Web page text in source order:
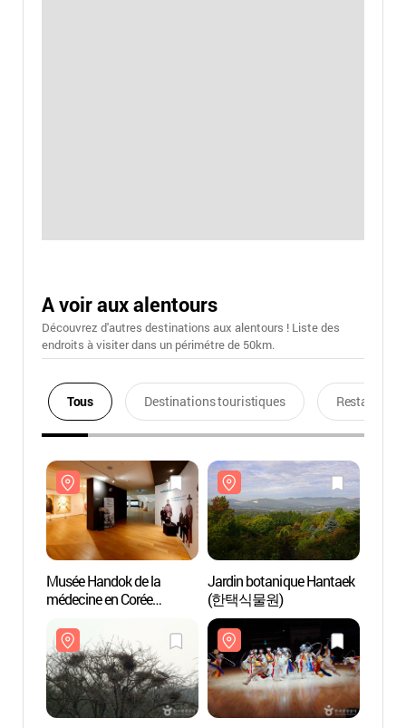
A voir aux alentours
Découvrez d'autres destinations aux alentours ! Liste des
endroits à visiter dans un périmétre de 50km.
Tous Destinations touristiques Restaurants
Musée Handok de la
médecine en Corée
Jardin botanique Hantaek
(한택식물원)